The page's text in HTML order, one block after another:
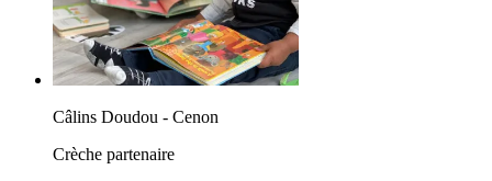
Câlins Doudou - Cenon
Crèche partenaire